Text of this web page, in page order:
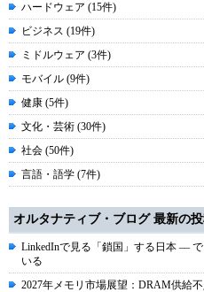
ハードウェア (15件)
ビジネス (19件)
ミドルウェア (3件)
モバイル (9件)
健康 (5件)
文化・芸術 (30件)
社会 (50件)
言語・語学 (7件)
オルタナティブ・ブログ 最新の
LinkedInで見る「鎖国」する日本 ―
いる
2027年メモリ市場展望：DRAM供給